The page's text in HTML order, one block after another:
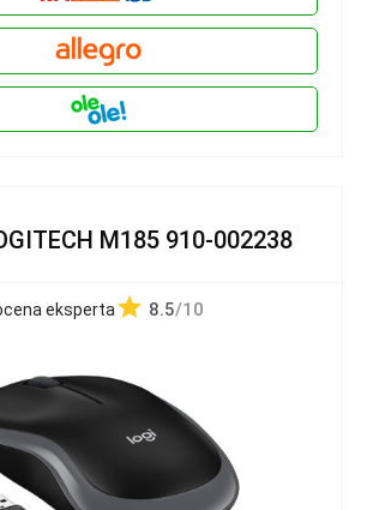
M185 910-002238
eksperta 8.5/10